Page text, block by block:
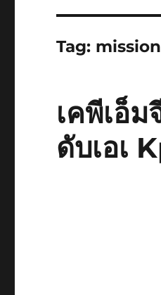
Tag: mission
เคพีเอ็
ดับเอเ